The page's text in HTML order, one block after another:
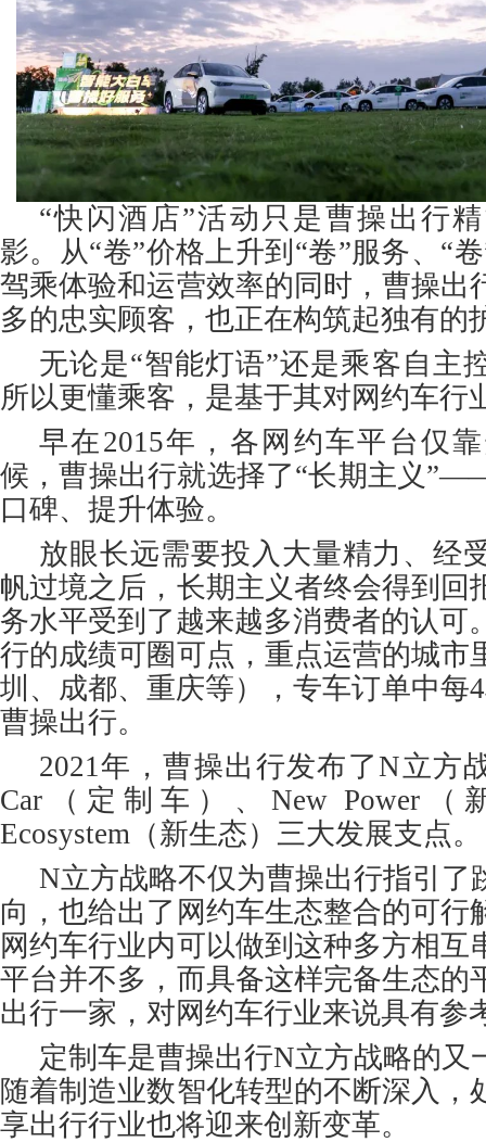
“快闪酒店”活动只是曹操出行
影。从“卷”价格上升到“卷”服务、“
驾乘体验和运营效率的同时，曹操出
多的忠实顾客，也正在构筑起独有的
无论是“智能灯语”还是乘客自主
所以更懂乘客，是基于其对网约车行
早在2015年，各网约车平台仅
候，曹操出行就选择了“长期主义
口碑、提升体验。
放眼长远需要投入大量精力、经
帆过境之后，长期主义者终会得到回
务水平受到了越来越多消费者的认可
行的成绩可圈可点，重点运营的城市
圳、成都、重庆等），专车订单中每
曹操出行。
2021年，曹操出行发布了N立方
Car（定制车）、New Power（
Ecosystem（新生态）三大发展支点。
N立方战略不仅为曹操出行指引了
向，也给出了网约车生态整合的可行
网约车行业内可以做到这种多方相互
平台并不多，而具备这样完备生态的
出行一家，对网约车行业来说具有参
定制车是曹操出行N立方战略的又
随着制造业数智化转型的不断深入，
享出行行业也将迎来创新变革。